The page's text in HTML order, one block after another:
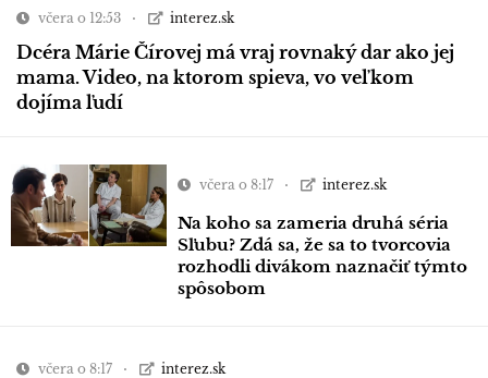
včera o 12:53 interez.sk
Dcéra Márie Čírovej má vraj rovnaký dar ako jej
mama. Video, na ktorom spieva, vo veľkom
dojíma ľudí
včera o 8:17 interez.sk
Na koho sa zameria druhá séria
Sľubu? Zdá sa, že sa to tvorcovia
rozhodli divákom naznačiť týmto
spôsobom
včera o 8:17 interez.sk